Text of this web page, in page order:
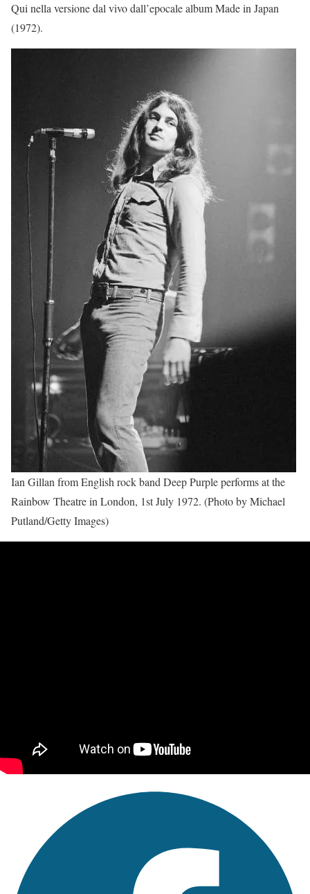
Qui nella versione dal vivo dall’epocale album Made in Japan
(1972).
Ian Gillan from English rock band Deep Purple performs at the
Rainbow Theatre in London, 1st July 1972. (Photo by Michael
Putland/Getty Images)